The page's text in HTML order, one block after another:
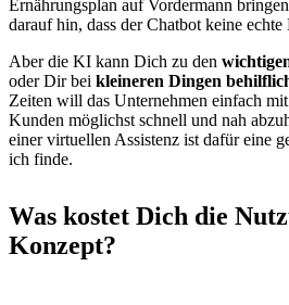
Ernährungsplan auf Vordermann
darauf hin, dass der Chatbot keine echte
Aber die KI kann Dich zu den
oder Dir bei kleineren Dingen
Zeiten will das Unternehmen einfach
Kunden möglichst schnell und nah
einer virtuellen Assistenz ist dafür eine
ich finde.
Was kostet Dich die
Konzept?